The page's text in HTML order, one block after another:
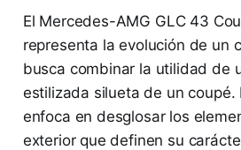
El Mercedes-AMG GLC 43
representa la evolución de un
busca combinar la utilidad de
estilizada silueta de un coupé.
enfoca en desglosar los
exterior que definen su